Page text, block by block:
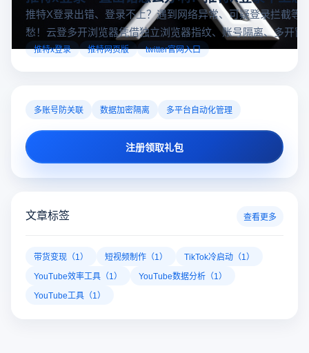
推特X登录出错、登录不上？遇到网络异常、可疑登录拦截等
愁！云登多开浏览器凭借独立浏览器指纹、账号隔离、多开窗
对性解决登录难题，让推特X登录更稳定安全～
推特x登录 推特网页版 twitter官网入口
多账号防关联 数据加密隔离 多平台自动化管理
注册领取礼包
文章标签 查看更多
带货变现（1） 短视频制作（1）
TikTok冷启动（1）
YouTube效率工具（1）
YouTube数据分析（1）
YouTube工具（1）